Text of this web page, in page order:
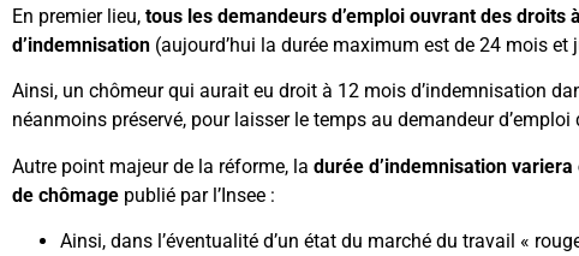
En premier lieu, tous les demandeurs d’emploi ouvrant des droits
d’indemnisation (aujourd’hui la durée maximum est de 24 mois
Ainsi, un chômeur qui aurait eu droit à 12 mois d’indemnisation
néanmoins préservé, pour laisser le temps au demandeur
Autre point majeur de la réforme, la durée d’indemnisation
de chômage publié par l’Insee :
Ainsi, dans l’éventualité d’un état du marché du travail «